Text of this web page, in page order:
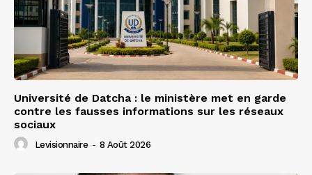
Université de Datcha : le ministère met en garde
contre les fausses informations sur les réseaux
sociaux
Levisionnaire - 8 Août 2026